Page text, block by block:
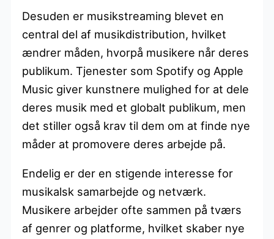
Desuden er musikstreaming blevet en
central del af musikdistribution, hvilket
ændrer måden, hvorpå musikere når deres
publikum. Tjenester som Spotify og Apple
Music giver kunstnere mulighed for at dele
deres musik med et globalt publikum, men
det stiller også krav til dem om at finde nye
måder at promovere deres arbejde på.
Endelig er der en stigende interesse for
musikalsk samarbejde og netværk.
Musikere arbejder ofte sammen på tværs
af genrer og platforme, hvilket skaber nye